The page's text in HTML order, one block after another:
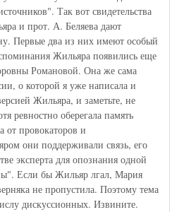
Так вот свидетельства
и прот. А. Беляева дают
Первые два из них имеют особый
Жильяра появились еще
Романовой. Она же сама
о которой я уже написала и
Жильяра, и заметьте, не
ревностно оберегала память
от провокаторов и
они поддерживали связь, его
эксперта для опознания одной
Если бы Жильяр лгал, Мария
не пропустила. Поэтому тема
дискуссионных. Извините.